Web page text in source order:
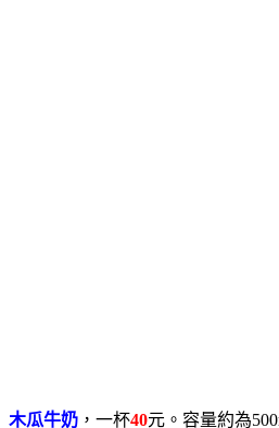
木瓜牛奶 ，一杯40元。容量約為